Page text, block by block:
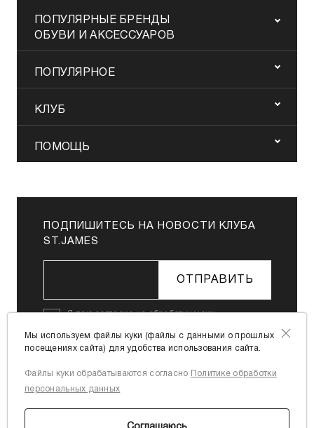
ПОПУЛЯРНЫЕ БРЕНДЫ
ОБУВИ И АКСЕССУАРОВ
ПОПУЛЯРНОЕ
КЛУБ
ПОМОЩЬ
ПОДПИШИТЕСЬ НА НОВОСТИ КЛУБА
ST.JAMES
ОТПРАВИТЬ
Я даюсогласие на обработку моих
Политикой в отношении обработки
Я согласен с
Мы используем файлы куки (файлы с данными о прошлых
посещениях сайта) для удобства использования сайта.
Файлы куки обрабатываются согласно
Политике обработки
персональных данных